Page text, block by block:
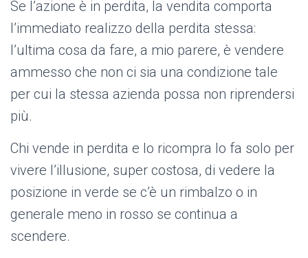
Se l’azione è in perdita, la vendita comporta
l’immediato realizzo della perdita stessa:
l’ultima cosa da fare, a mio parere, è vendere
ammesso che non ci sia una condizione tale
per cui la stessa azienda possa non riprendersi
più.
Chi vende in perdita e lo ricompra lo fa solo per
vivere l’illusione, super costosa, di vedere la
posizione in verde se c’è un rimbalzo o in
generale meno in rosso se continua a
scendere.